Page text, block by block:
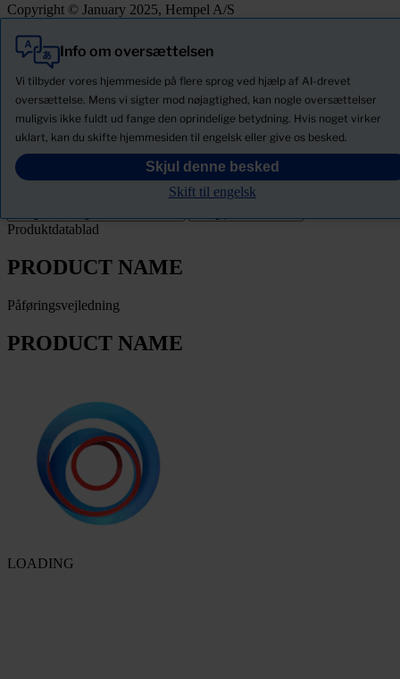
Copyright © January 2025, Hempel A/S
Info om oversættelsen
Vi tilbyder vores hjemmeside på flere sprog ved hjælp af AI-drevet
oversættelse. Mens vi sigter mod nøjagtighed, kan nogle oversættelser
muligvis ikke fuldt ud fange den oprindelige betydning. Hvis noget virker
uklart, kan du skifte hjemmesiden til engelsk eller give os besked.
Skjul denne besked
Skift til engelsk
Alle
Produkter
Nyheder
Download Sikkerhedsdatablade
PRODUCT NAME
Produktdatablad
PRODUCT NAME
Påføringsvejledning
PRODUCT NAME
LOADING